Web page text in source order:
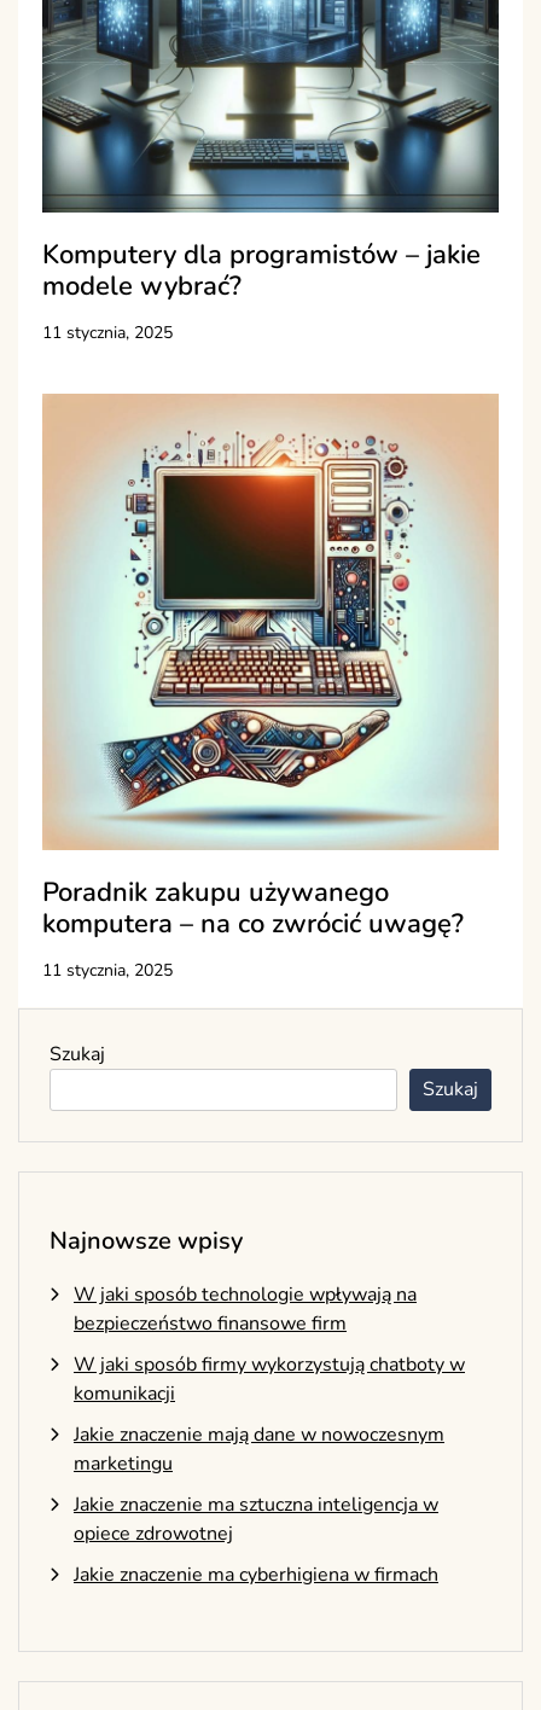
Komputery dla programistów – jakie
modele wybrać?
11 stycznia, 2025
Poradnik zakupu używanego
komputera – na co zwrócić uwagę?
11 stycznia, 2025
Szukaj
Szukaj
Najnowsze wpisy
W jaki sposób technologie wpływają na
bezpieczeństwo finansowe firm
W jaki sposób firmy wykorzystują chatboty w
komunikacji
Jakie znaczenie mają dane w nowoczesnym
marketingu
Jakie znaczenie ma sztuczna inteligencja w
opiece zdrowotnej
Jakie znaczenie ma cyberhigiena w firmach